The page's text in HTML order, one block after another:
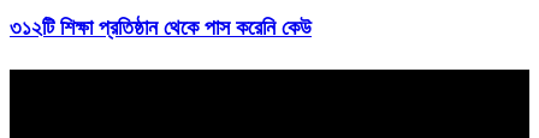
৩১২টি শিক্ষা প্রতিষ্ঠান থেকে পাস করেনি কেউ